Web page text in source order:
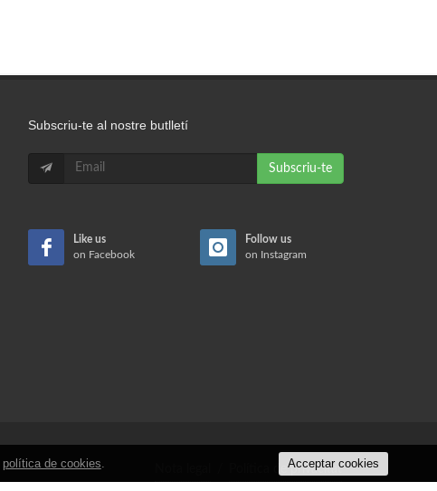
Subscriu-te al nostre butlletí
Subscriu-te
Like us
on Facebook
Follow us
on Instagram
Política de privacitat
política de cookies. Acceptar cookies